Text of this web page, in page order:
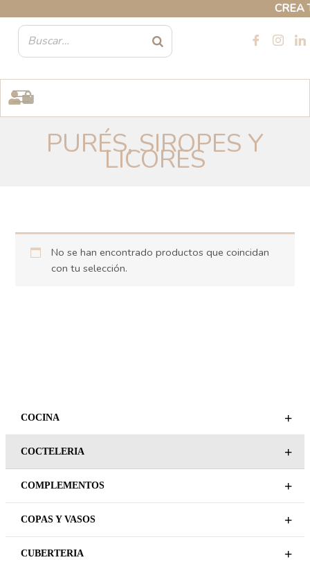
CREA
contenido
PURÉS, SIROPES Y
LICORES
+
COCINA
+
COCTELERIA
+
COMPLEMENTOS
+
COPAS Y VASOS
+
CUBERTERIA
No se han encontrado productos que coincidan
con tu selección.